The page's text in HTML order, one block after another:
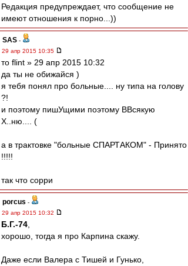
Редакция предупреждает, что сообщение не
имеют отношения к порно...))
SAS -
29 апр 2015 10:35
то flint » 29 апр 2015 10:32
да ты не обижайся )
я тебя понял про больные.... ну типа на голову
?!
и поэтому пишУщими поэтому ВВсякую
Х..ню.... (
а в трактовке "больные СПАРТАКОМ" - Принято
!!!!!
так что сорри
porcus -
29 апр 2015 10:32
Б.Г.-74
хорошо, тогда я про Карпина скажу.
Даже если Валера с Тишей и Гунько,